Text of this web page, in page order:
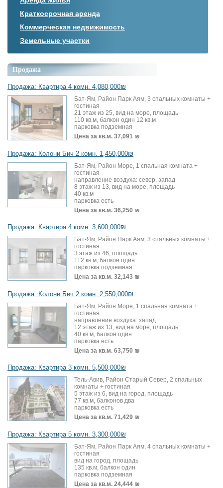
Краткосрочная аренда
Коммерческая недвижимость
Земельные участки
Продажа
Продажа: Квартира 4 комн. 4,080,000₪
Бат-Ям, Район Парк Аям, 3 спальных комнаты +
гостиная
21 этаж из 25, вид на море, площадь
110 кв.м, балкон один 12 кв.м
парковка подземная
Цена за кв.м. 37,091 ₪
Продажа: Колони Бич 2 комн. 1,450,000₪
Бат-Ям, Район Море, 1 спальная комната +
гостиная
направление воздуха: север, запад
8 этаж из 13, вид на море, площадь
40 кв.м
парковка есть
Цена за кв.м. 36,250 ₪
Продажа: Квартира 4 комн. 3,600,000₪
Бат-Ям, Район Парк Аям, 3 спальных комнаты +
гостиная
3 этаж из 46, площадь
112 кв.м, балкон один
парковка подземная
Цена за кв.м. 32,143 ₪
Продажа: Колони Бич 2 комн. 2,550,000₪
Бат-Ям, Район Море, 1 спальная комната +
гостиная
направление воздуха: запад
12 этаж из 13, вид на море, площадь
40 кв.м, балкон один
парковка есть
Цена за кв.м. 63,750 ₪
Продажа: Квартира 3 комн. 5,500,000₪
Тель-Авив, Район Старый Север, 2 спальных
комнаты + гостиная
5 этаж из 6, вид на город, площадь
77 кв.м, балконов два
парковка есть
Цена за кв.м. 71,429 ₪
Продажа: Квартира 5 комн. 3,300,000₪
Бат-Ям, Район Парк Аям, 4 спальных комнаты +
гостиная
вид на город, площадь
135 кв.м, балкон один
парковка подземная
Цена за кв.м. 24,444 ₪